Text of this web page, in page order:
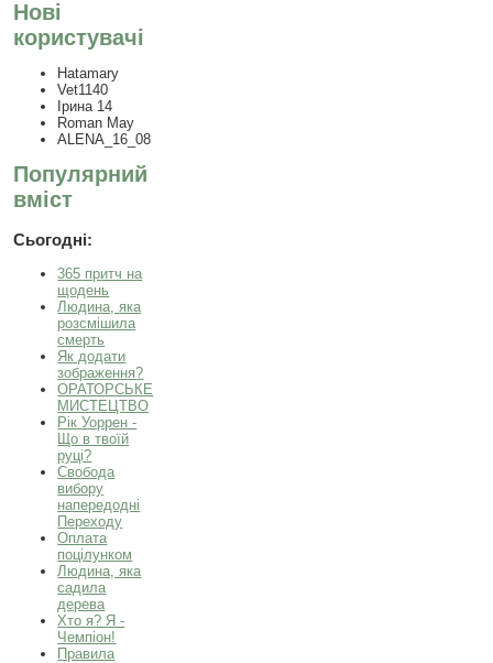
Нові
користувачі
Hatamary
Vet1140
Ірина 14
Roman May
ALENA_16_08
Популярний
вміст
Сьогодні:
365 притч на
щодень
Людина, яка
розсмішила
смерть
Як додати
зображення?
ОРАТОРСЬКЕ
МИСТЕЦТВО
Рік Уоррен -
Що в твоїй
руці?
Свобода
вибору
напередодні
Переходу
Оплата
поцілунком
Людина, яка
садила
дерева
Хто я? Я -
Чемпіон!
Правила